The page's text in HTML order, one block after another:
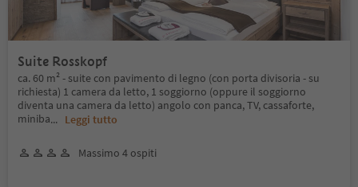
Suite Rosskopf
ca. 60 m² - suite con pavimento di legno (con porta divisoria - su
richiesta) 1 camera da letto, 1 soggiorno (oppure il soggiorno
diventa una camera da letto) angolo con panca, TV, cassaforte,
miniba... Leggi tutto
Massimo 4 ospiti